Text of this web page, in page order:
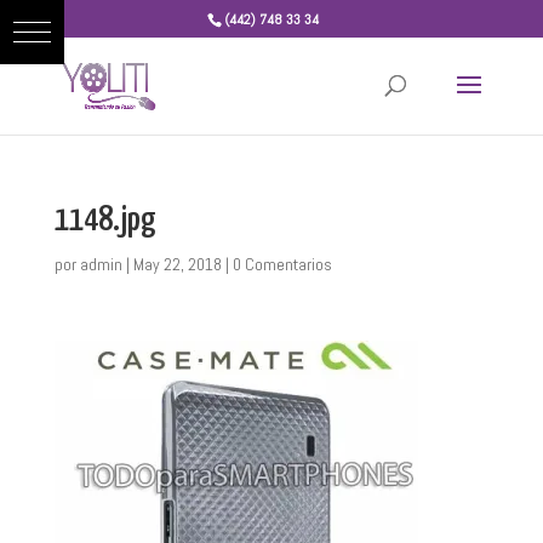
(442) 748 33 34
1148.jpg
por admin | May 22, 2018 | 0 Comentarios